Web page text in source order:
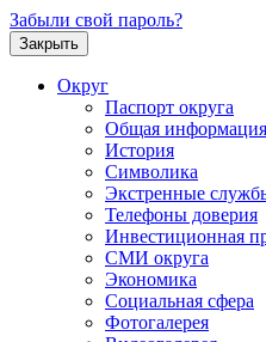
Забыли свой пароль?
Закрыть
Округ
Паспорт округа
Общая информация
История
Символика
Экстренные
Телефоны доверия
Инвестиционная
СМИ округа
Экономика
Социальная сфера
Фотогалерея